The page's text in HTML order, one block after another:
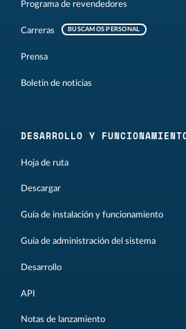
Programa de revendedores
Carreras BUSCAMOS PERSONAL
Prensa
Boletín de noticias
DESARROLLO Y
Hoja de ruta
Descargar
Guía de instalación y funcionamiento
Guía de administración del sistema
Desarrollo
API
Notas de lanzamiento